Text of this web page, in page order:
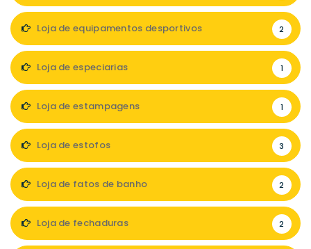
Loja de equipamentos desportivos 2
Loja de especiarias 1
Loja de estampagens 1
Loja de estofos 3
Loja de fatos de banho 2
Loja de fechaduras 2